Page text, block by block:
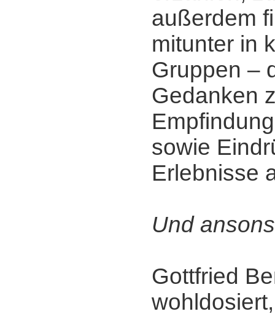
außerdem
mitunter in
Gruppen ‒
Gedanken
sowie
Erlebnisse
Und
Gottfried